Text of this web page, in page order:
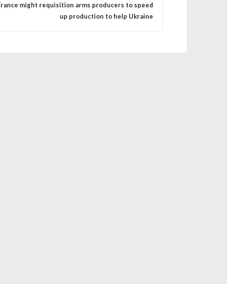
might requisition arms producers to speed
up production to help Ukraine